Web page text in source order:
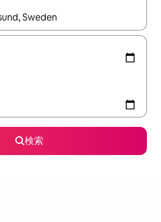
、上下の矢印キーを使って移動するか
検索